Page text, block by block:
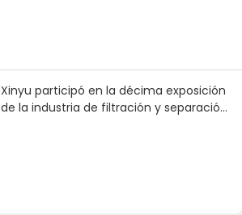
Xinyu participó en la décima exposición
de la industria de filtración y separación